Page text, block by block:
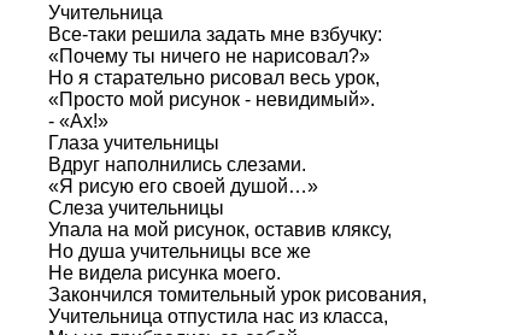
Учительница
Все-таки решила задать мне взбучку:
«Почему ты ничего не нарисовал?»
Но я старательно рисовал весь урок,
«Просто мой рисунок - невидимый».
- «Ах!»
Глаза учительницы
Вдруг наполнились слезами.
«Я рисую его своей душой…»
Слеза учительницы
Упала на мой рисунок, оставив кляксу,
Но душа учительницы все же
Не видела рисунка моего.
Закончился томительный урок рисования,
Учительница отпустила нас из класса,